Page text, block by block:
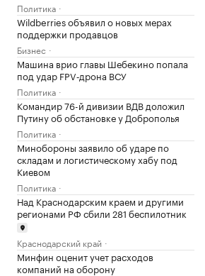
Политика
Wildberries объявил о новых мерах
поддержки продавцов
Бизнес
Машина врио главы Шебекино попала
под удар FPV‑дрона ВСУ
Политика
Командир 76-й дивизии ВДВ доложил
Путину об обстановке у Доброполья
Политика
Минобороны заявило об ударе по
складам и логистическому хабу под
Киевом
Политика
Над Краснодарским краем и другими
регионами РФ сбили 281 беспилотник
Краснодарский край
Минфин оценит учет расходов
компаний на оборону